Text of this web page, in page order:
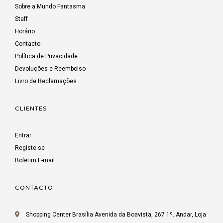
Sobre a Mundo Fantasma
Staff
Horário
Contacto
Política de Privacidade
Devoluções e Reembolso
Livro de Reclamações
CLIENTES
Entrar
Registe-se
Boletim E-mail
CONTACTO
Shopping Center Brasília Avenida da Boavista, 267 1º. Andar, Loja